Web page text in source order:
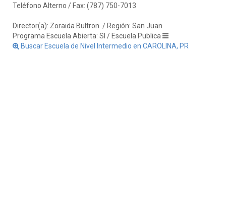
Teléfono Alterno / Fax: (787) 750-7013
Director(a): Zoraida Bultron / Región: San Juan
Programa Escuela Abierta: SI / Escuela Publica
Buscar Escuela de Nivel Intermedio en CAROLINA, PR